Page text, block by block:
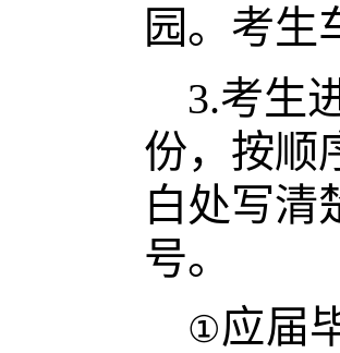
园。考生
3.考生
份，按顺
白处写清
号。
①应届